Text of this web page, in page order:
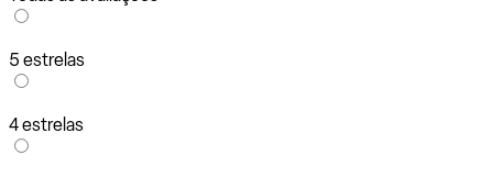
5 estrelas
4 estrelas